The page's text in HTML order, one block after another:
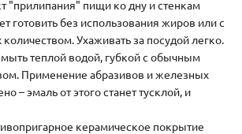
"прилипания" пищи ко дну и стенкам
готовить без использования жиров или с
Ухаживать за посудой легко.
теплой водой, губкой с обычным
Применение абразивов и железных
– эмаль от этого станет тусклой, и
керамическое покрытие